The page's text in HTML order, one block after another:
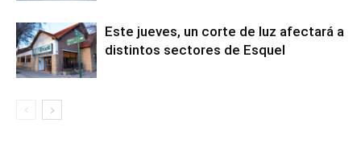
Este jueves, un corte de luz afectará a
distintos sectores de Esquel